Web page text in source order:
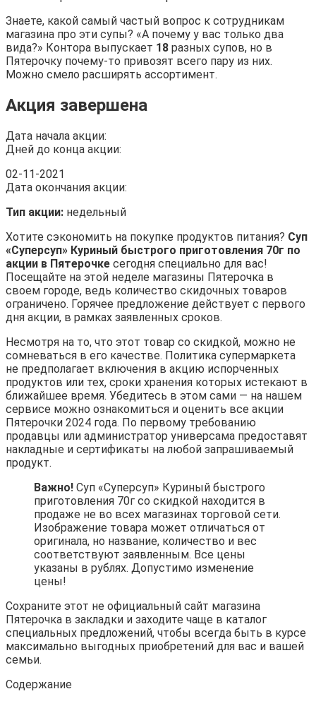
Знаете, какой самый частый вопрос к сотрудникам
магазина про эти супы? «А почему у вас только два
вида?» Контора выпускает 18 разных супов, но в
Пятерочку почему-то привозят всего пару из них.
Можно смело расширять ассортимент.
Акция завершена
Дата начала акции:
Дней до конца акции:
02-11-2021
Дата окончания акции:
Тип акции: недельный
Хотите сэкономить на покупке продуктов питания? Суп
«Суперсуп» Куриный быстрого приготовления 70г по
акции в Пятерочке сегодня специально для вас!
Посещайте на этой неделе магазины Пятерочка в
своем городе, ведь количество скидочных товаров
ограничено. Горячее предложение действует с первого
дня акции, в рамках заявленных сроков.
Несмотря на то, что этот товар со скидкой, можно не
сомневаться в его качестве. Политика супермаркета
не предполагает включения в акцию испорченных
продуктов или тех, сроки хранения которых истекают в
ближайшее время. Убедитесь в этом сами — на нашем
сервисе можно ознакомиться и оценить все акции
Пятерочки 2024 года. По первому требованию
продавцы или администратор универсама предоставят
накладные и сертификаты на любой запрашиваемый
продукт.
Важно! Суп «Суперсуп» Куриный быстрого
приготовления 70г со скидкой находится в
продаже не во всех магазинах торговой сети.
Изображение товара может отличаться от
оригинала, но название, количество и вес
соответствуют заявленным. Все цены
указаны в рублях. Допустимо изменение
цены!
Сохраните этот не официальный сайт магазина
Пятерочка в закладки и заходите чаще в каталог
специальных предложений, чтобы всегда быть в курсе
максимально выгодных приобретений для вас и вашей
семьи.
Содержание